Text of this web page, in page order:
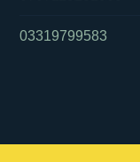
03319799583